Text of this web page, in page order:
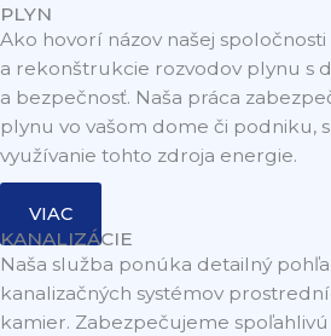
PLYN
Ako hovorí názov našej
a rekonštrukcie rozvodov plynu s
a bezpečnosť. Naša práca
plynu vo vašom dome či podniku,
využívanie tohto zdroja energie.
VIAC
KANALIZÁCIE
Naša služba ponúka detailný
kanalizačných systémov
kamier. Zabezpečujeme